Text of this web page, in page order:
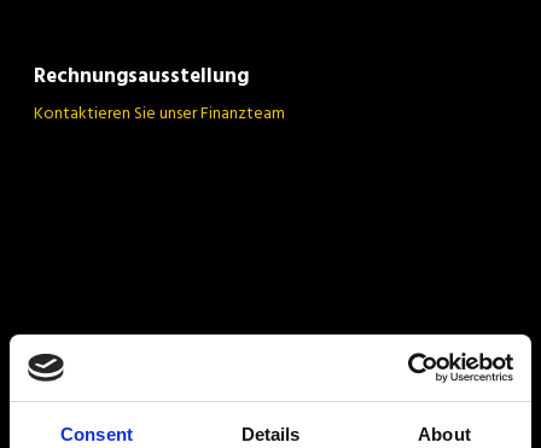
Consent Details About
Rechnungsausstellung
Kontaktieren Sie unser Finanzteam
Kontaktieren Sie uns